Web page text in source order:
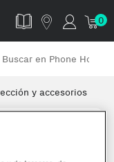
0
y accesorios